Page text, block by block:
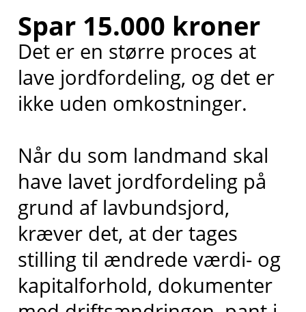
Spar 15.000 kroner
Det er en større proces at
lave jordfordeling, og det er
ikke uden omkostninger.
Når du som landmand skal
have lavet jordfordeling på
grund af lavbundsjord,
kræver det, at der tages
stilling til ændrede værdi- og
kapitalforhold, dokumenter